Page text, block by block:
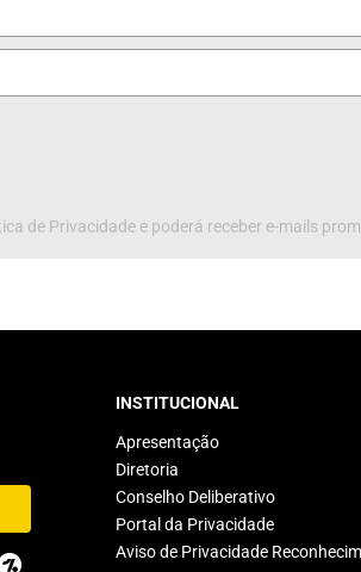
de Privacidade e poderá receber e-mails
INSTITUCIONAL
Apresentação
Diretoria
Conselho Deliberativo
Portal da Privacidade
Aviso de Privacidade